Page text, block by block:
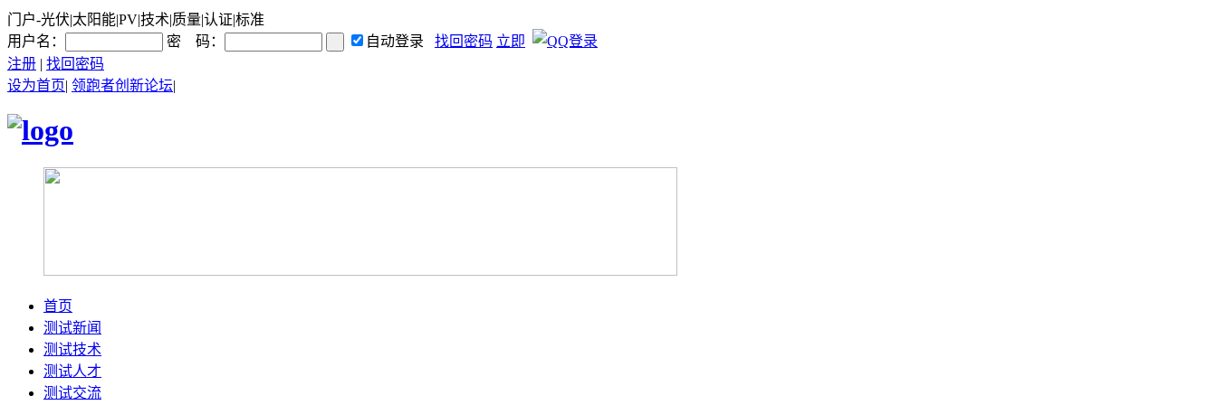
门户-光伏|太阳能|PV|技术|质量|认证|标准
用户名：
密 码： 自动登录 找回密码 立即
注册 | 找回密码
设为首页| 领跑者创新论坛|
首页
测试新闻
测试技术
测试人才
测试交流